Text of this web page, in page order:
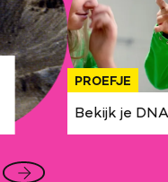
PROEFJE
Bekijk je DNA